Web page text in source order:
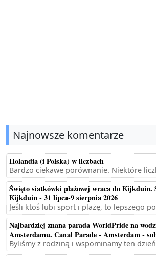
Najnowsze komentarze
Holandia (i Polska) w liczbach
Bardzo ciekawe porównanie. Niektóre
Święto siatkówki plażowej wraca do Kijkduin.
Kijkduin - 31 lipca-9 sierpnia 2026
Jeśli ktoś lubi sport i plażę, to lepszego
Najbardziej znana parada WorldPride na
Amsterdamu. Canal Parade - Amsterdam -
Byliśmy z rodziną i wspominamy ten